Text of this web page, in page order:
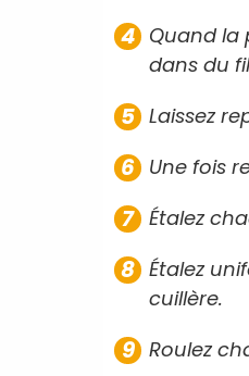
Quand la
dans du
Laissez
Une fois
Étalez
Étalez
cuillère.
Roulez